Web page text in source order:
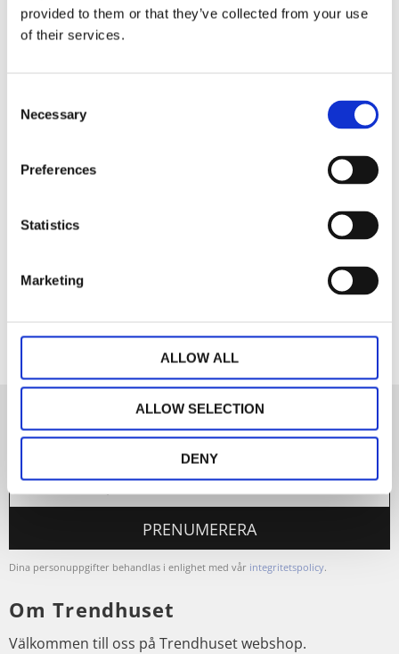
provided to them or that they’ve collected from your use
of their services.
Selection
Necessary
Preferences
Statistics
Marketing
ALLOW ALL
ALLOW SELECTION
DENY
Lägg till i favoriter
Slät baksida. Innerkudde säljs separat. Välj en
innerkudde som är något större för att få ett
Finns även som överkast till både enkel och
Nyhetsbrev
PRENUMERERA
Dina personuppgifter behandlas i enlighet med vår integritetspolicy.
Om Trendhuset
Välkommen till oss på Trendhuset webshop.